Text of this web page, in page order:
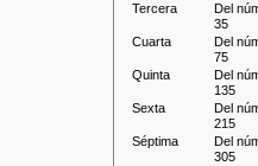
Tercera
Del
35
Cuarta
Del
75
Quinta
Del
135
Sexta
Del
215
Séptima
Del
305